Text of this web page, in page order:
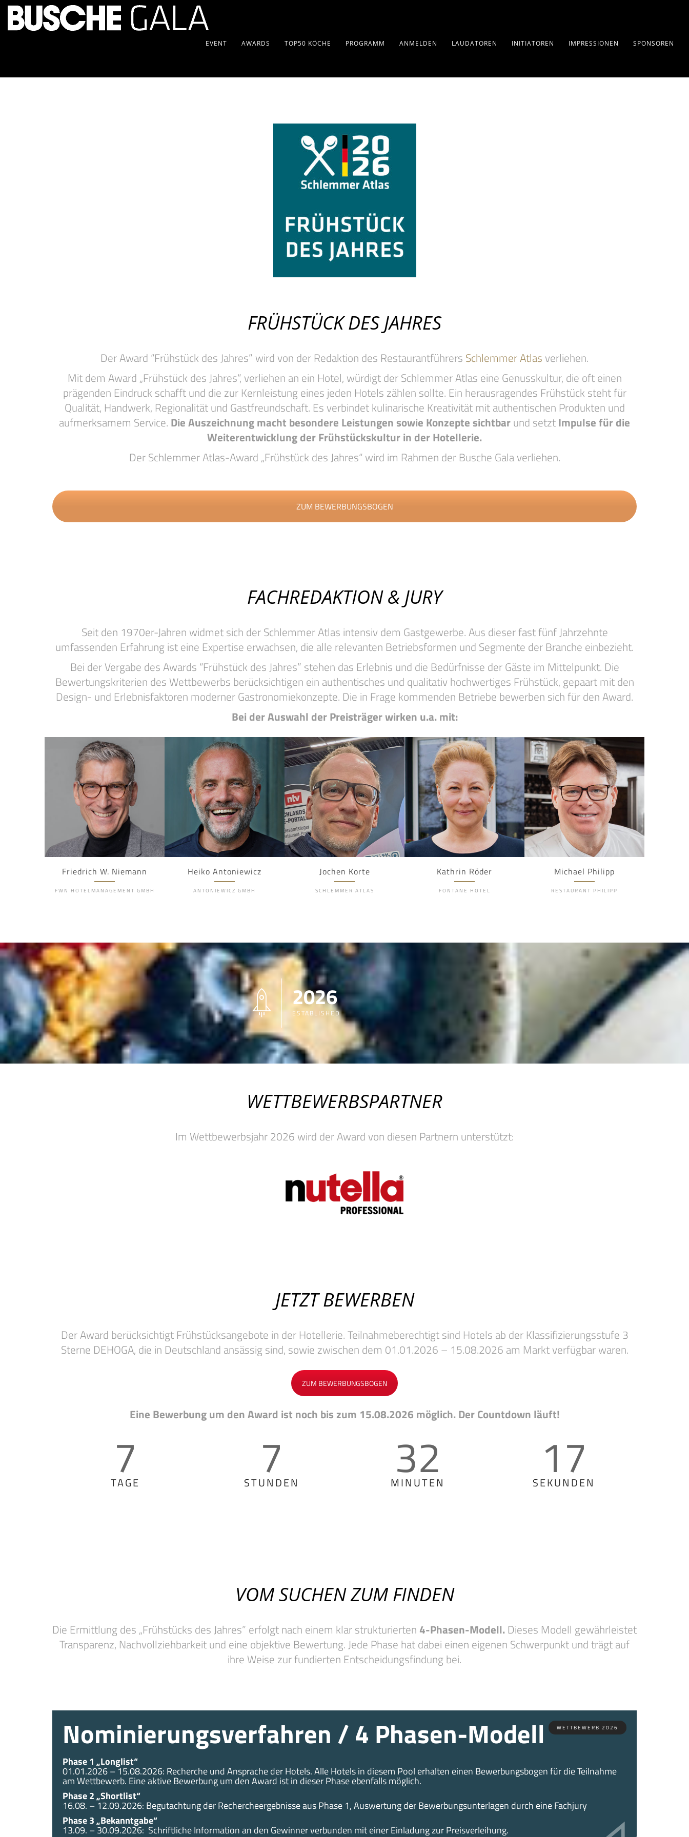
EVENT AWARDS TOP50 KÖCHE PROGRAMM ANMELDEN LAUDATOREN INITIATOREN IMPRESSIONEN SPONSOREN
FRÜHSTÜCK DES JAHRES
Der Award “Frühstück des Jahres” wird von der Redaktion des Restaurantführers Schlemmer Atlas verliehen.
Mit dem Award „Frühstück des Jahres“, verliehen an ein Hotel, würdigt der Schlemmer Atlas eine Genusskultur, die oft einen
prägenden Eindruck schafft und die zur Kernleistung eines jeden Hotels zählen sollte. Ein herausragendes Frühstück steht für
Qualität, Handwerk, Regionalität und Gastfreundschaft. Es verbindet kulinarische Kreativität mit authentischen Produkten und
aufmerksamem Service. Die Auszeichnung macht besondere Leistungen sowie Konzepte sichtbarund setztImpulse für die
Weiterentwicklung der Frühstückskultur in der Hotellerie.
Der Schlemmer Atlas-Award „Frühstück des Jahres“ wird im Rahmen der Busche Gala verliehen.
ZUM BEWERBUNGSBOGEN
FACHREDAKTION & JURY
Seit den 1970er-Jahren widmet sich der Schlemmer Atlas intensiv dem Gastgewerbe. Aus dieser fast fünf Jahrzehnte
umfassenden Erfahrung ist eine Expertise erwachsen, die alle relevanten Betriebsformen und Segmente der Branche einbezieht.
Bei der Vergabe des Awards “Frühstück des Jahres” stehen das Erlebnis und die Bedürfnisse der Gäste im Mittelpunkt. Die
Bewertungskriterien des Wettbewerbs berücksichtigen ein authentisches und qualitativ hochwertiges Frühstück, gepaart mit den
Design- und Erlebnisfaktoren moderner Gastronomiekonzepte. Die in Frage kommenden Betriebe bewerben sich für den Award.
Bei der Auswahl der Preisträger wirken u.a. mit:
Friedrich W. Niemann
FWN HOTELMANAGEMENT GMBH
Heiko Antoniewicz
ANTONIEWICZ GMBH
Jochen Korte
SCHLEMMER ATLAS
Kathrin Röder
FONTANE HOTEL
Michael Philipp
RESTAURANT PHILIPP
2026
ESTABLISHED
WETTBEWERBSPARTNER
Im Wettbewerbsjahr 2026 wird der Award von diesen Partnern unterstützt:
JETZT BEWERBEN
Der Award berücksichtigt Frühstücksangebote in der Hotellerie. Teilnahmeberechtigt sind Hotels ab der Klassifizierungsstufe 3
Sterne DEHOGA, die in Deutschland ansässig sind, sowie zwischen dem 01.01.2026 – 15.08.2026 am Markt verfügbar waren.
ZUM BEWERBUNGSBOGEN
Eine Bewerbung um den Award ist noch bis zum 15.08.2026 möglich. Der Countdown läuft!
7
TAGE 7
STUNDEN 32
MINUTEN 16
SEKUNDEN
VOM SUCHEN ZUM FINDEN
Die Ermittlung des „Frühstücks des Jahres” erfolgt nach einem klar strukturierten 4-Phasen-Modell. Dieses Modell gewährleistet
Transparenz, Nachvollziehbarkeit und eine objektive Bewertung. Jede Phase hat dabei einen eigenen Schwerpunkt und trägt auf
ihre Weise zur fundierten Entscheidungsfindung bei.
WETTBEWERB 2026
Nominierungsverfahren / 4 Phasen-Modell
Phase 1 „Longlist“
01.01.2026 – 15.08.2026: Recherche und Ansprache der Hotels. Alle Hotels in diesem Pool erhalten einen Bewerbungsbogen für die Teilnahme
am Wettbewerb. Eine aktive Bewerbung um den Award ist in dieser Phase ebenfalls möglich.
Phase 2 „Shortlist“
16.08. – 12.09.2026: Begutachtung der Rechercheergebnisse aus Phase 1, Auswertung der Bewerbungsunterlagen durch eine Fachjury
Phase 3 „Bekanntgabe“
13.09. – 30.09.2026: Schriftliche Information an den Gewinner verbunden mit einer Einladung zur Preisverleihung.